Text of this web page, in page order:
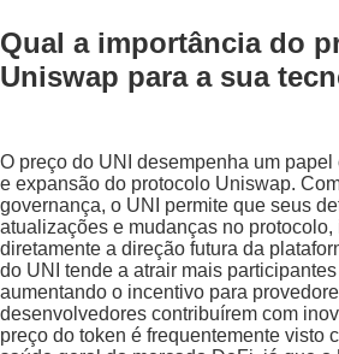
Qual a importância do
Uniswap para a sua
O preço do UNI desempenha um
e expansão do protocolo Uniswap.
governança, o UNI permite que seus
atualizações e mudanças no
diretamente a direção futura da
do UNI tende a atrair mais
aumentando o incentivo para
desenvolvedores contribuírem com
preço do token é frequentemente visto